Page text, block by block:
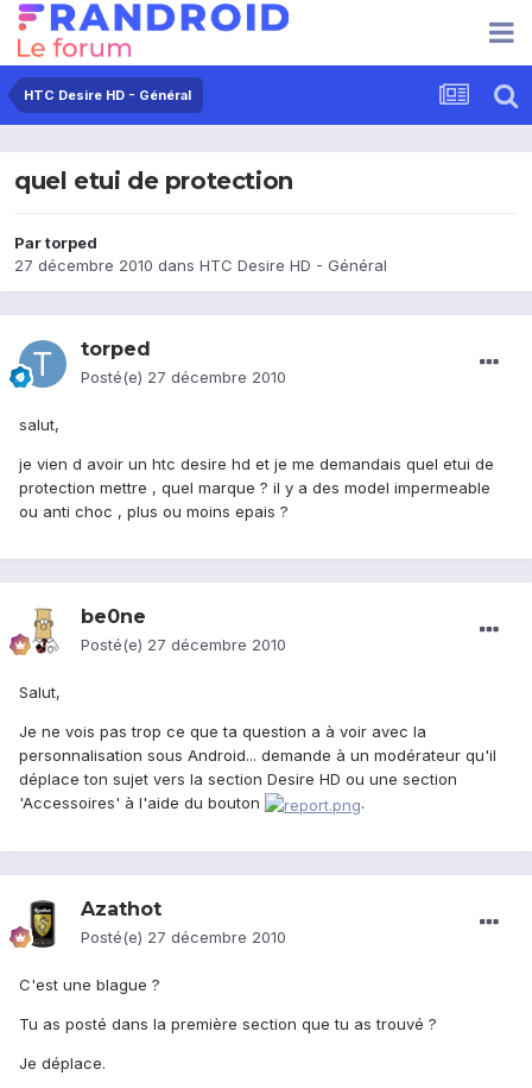
HTC Desire HD - Général
quel etui de protection
Partorped
27 décembre 2010 dans HTC Desire HD - Général
torped
Posté(e) 27 décembre 2010
salut,
je vien d avoir un htc desire hd et je me demandais quel etui de
protection mettre , quel marque ? il y a des model impermeable
ou anti choc , plus ou moins epais ?
be0ne
Posté(e) 27 décembre 2010
Salut,
Je ne vois pas trop ce que ta question a à voir avec la
personnalisation sous Android... demande à un modérateur qu'il
déplace ton sujet vers la section Desire HD ou une section
'Accessoires' à l'aide du bouton
.
Azathot
Posté(e) 27 décembre 2010
C'est une blague ?
Tu as posté dans la première section que tu as trouvé ?
Je déplace.